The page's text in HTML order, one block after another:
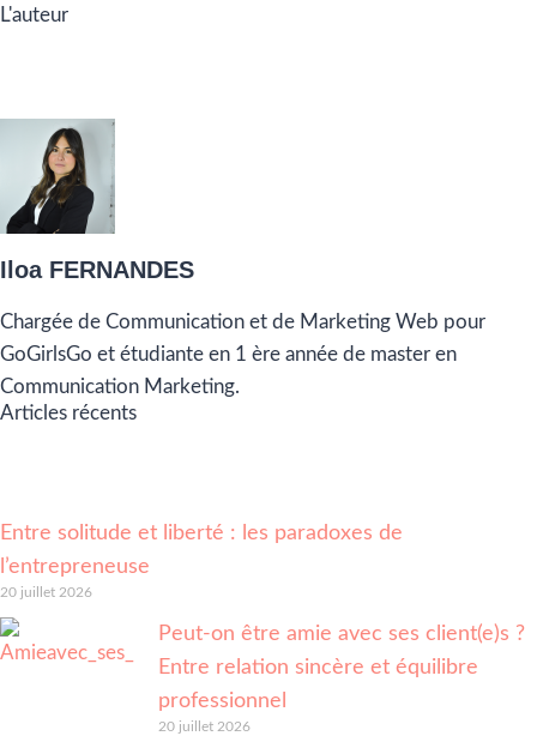
L'auteur
Iloa FERNANDES
Chargée de Communication et de Marketing Web pour
GoGirlsGo et étudiante en 1 ère année de master en
Communication Marketing.
Articles récents
Entre solitude et liberté : les paradoxes de
l’entrepreneuse
20 juillet 2026
Peut-on être amie avec ses client(e)s ?
Entre relation sincère et équilibre
professionnel
20 juillet 2026